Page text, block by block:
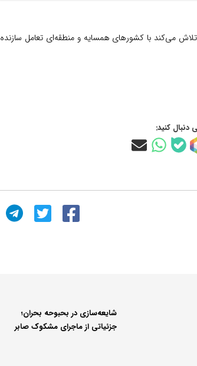
می‌کند با کشورهای همسایه و منطقه‌ای تعامل سازنده
دنبال کنید:
شایعه‌سازی در بحبوحه بحران؛
جزئیاتی از ماجرای مشکوک صابر